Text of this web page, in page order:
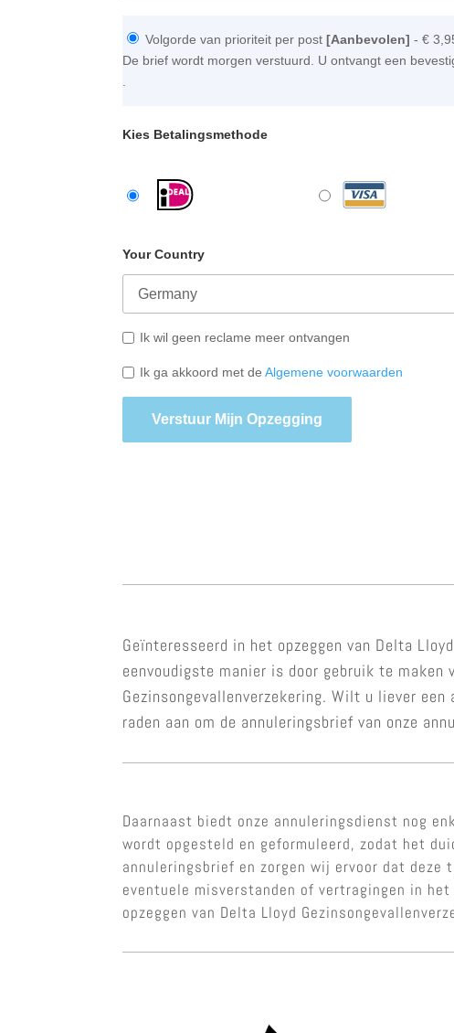
Volgorde van prioriteit per post[Aanbevolen]-€
De brief wordt morgen verstuurd. U ontvangt een
Kies Betalingsmethode
Your Country
Ik wil geen reclame meer ontvangen
Ik ga akkoord met deAlgemene voorwaarden
Verstuur Mijn Opzegging
Geïnteresseerd in het opzeggen van Delta
eenvoudigste manier is door gebruik te
Gezinsongevallenverzekering. Wilt u liever
raden aan om de annuleringsbrief van onze
Daarnaast biedt onze annuleringsdienst nog
wordt opgesteld en geformuleerd, zodat het
annuleringsbrief en zorgen wij ervoor dat
eventuele misverstanden of vertragingen in
opzeggen van Delta Lloyd